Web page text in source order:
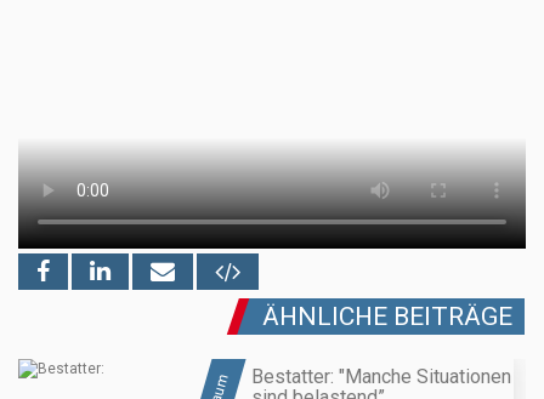
ÄHNLICHE BEITRÄGE
Bestatter: "Manche Situationen